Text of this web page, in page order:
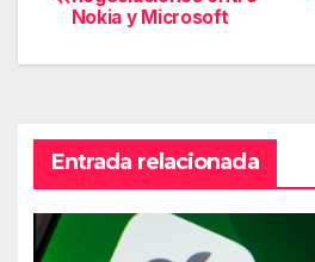
de
Nokia y Microsoft
Entrada relacionada